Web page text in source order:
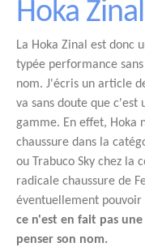
Hoka Zinal
La Hoka Zinal est donc
typée performance
nom. J'écris un article
va sans doute que c'est
gamme. En effet, Hoka
chaussure dans la
ou Trabuco Sky chez la
radicale chaussure de
éventuellement
ce n'est en fait pas
penser son nom.